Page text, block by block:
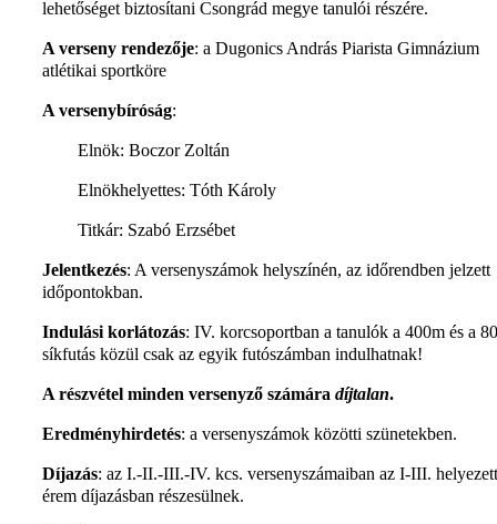
lehetőséget biztosítani Csongrád megye tanulói részére.
A verseny rendezője: a Dugonics András Piarista Gimnázium
atlétikai sportköre
A versenybíróság:
Elnök: Boczor Zoltán
Elnökhelyettes: Tóth Károly
Titkár: Szabó Erzsébet
Jelentkezés: A versenyszámok helyszínén, az időrendben jelzett
időpontokban.
Indulási korlátozás: IV. korcsoportban a tanulók a 400m és a
síkfutás közül csak az egyik futószámban indulhatnak!
A részvétel minden versenyző számára díjtalan.
Eredményhirdetés: a versenyszámok közötti szünetekben.
Díjazás: az I.-II.-III.-IV. kcs. versenyszámaiban az I-III.
érem díjazásban részesülnek.